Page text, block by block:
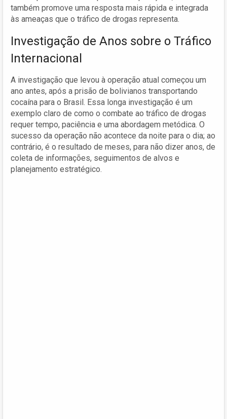
também promove uma resposta mais rápida e integrada
às ameaças que o tráfico de drogas representa.
Investigação de Anos sobre o Tráfico
Internacional
A investigação que levou à operação atual começou um
ano antes, após a prisão de bolivianos transportando
cocaína para o Brasil. Essa longa investigação é um
exemplo claro de como o combate ao tráfico de drogas
requer tempo, paciência e uma abordagem metódica. O
sucesso da operação não acontece da noite para o dia; ao
contrário, é o resultado de meses, para não dizer anos, de
coleta de informações, seguimentos de alvos e
planejamento estratégico.